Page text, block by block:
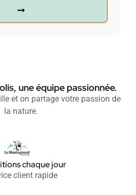
une équipe passionnée.
et on partage votre passion de
la nature.
chaque jour
client rapide